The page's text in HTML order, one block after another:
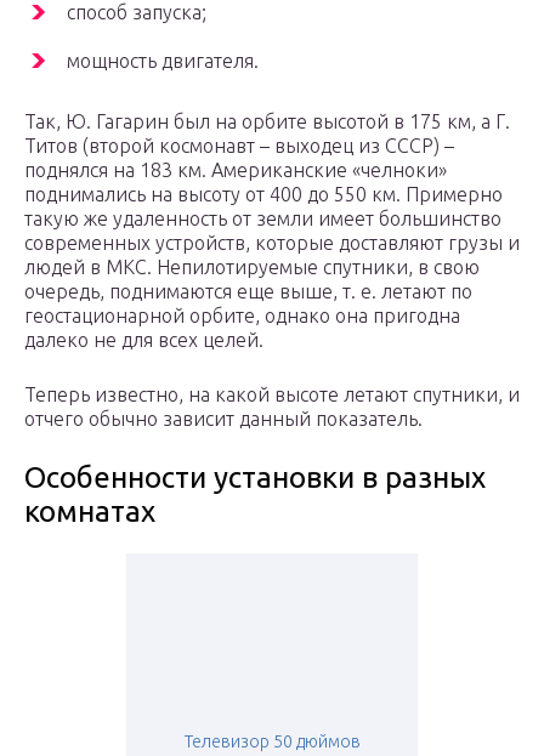
способ запуска;
мощность двигателя.
Так, Ю. Гагарин был на орбите высотой в 175 км, а Г.
Титов (второй космонавт – выходец из СССР) –
поднялся на 183 км. Американские «челноки»
поднимались на высоту от 400 до 550 км. Примерно
такую же удаленность от земли имеет большинство
современных устройств, которые доставляют грузы и
людей в МКС. Непилотируемые спутники, в свою
очередь, поднимаются еще выше, т. е. летают по
геостационарной орбите, однако она пригодна
далеко не для всех целей.
Теперь известно, на какой высоте летают спутники, и
отчего обычно зависит данный показатель.
Особенности установки в разных
комнатах
Телевизор 50 дюймов